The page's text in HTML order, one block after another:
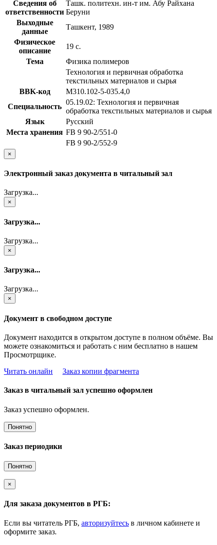
Сведения об
ответственности
Ташк. политехн. ин-т им. Абу Райхана
Беруни
Выходные
данные
Ташкент, 1989
Физическое
описание
19 с.
Тема
Физика полимеров
Технология и первичная обработка
текстильных материалов и сырья
BBK-код
М310.102-5-035.4,0
Специальность
05.19.02: Технология и первичная
обработка текстильных материалов и сырья
Язык
Русский
Места хранения FB 9 90-2/551-0
FB 9 90-2/552-9
×
Электронный заказ документа в читальный зал
Загрузка...
×
Загрузка...
Загрузка...
×
Загрузка...
Загрузка...
×
Документ в свободном доступе
Документ находится в открытом доступе в полном объёме. Вы
можете ознакомиться и работать с ним бесплатно в нашем
Просмотрщике.
Читать онлайн
Заказ копии фрагмента
Заказ в читальный зал успешно оформлен
Заказ успешно оформлен.
Понятно
Заказ периодики
Понятно
×
Для заказа документов в РГБ:
Если вы читатель РГБ, авторизуйтесь в личном кабинете и
оформите заказ.